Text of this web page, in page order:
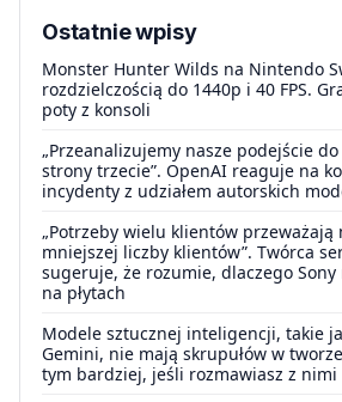
Ostatnie wpisy
Monster Hunter Wilds na Nintendo
rozdzielczością do 1440p i 40 FPS.
poty z konsoli
„Przeanalizujemy nasze podejście
strony trzecie”. OpenAI reaguje na
incydenty z udziałem autorskich
„Potrzeby wielu klientów
mniejszej liczby klientów”. Twórca
sugeruje, że rozumie, dlaczego
na płytach
Modele sztucznej inteligencji, takie
Gemini, nie mają skrupułów w
tym bardziej, jeśli rozmawiasz z nimi